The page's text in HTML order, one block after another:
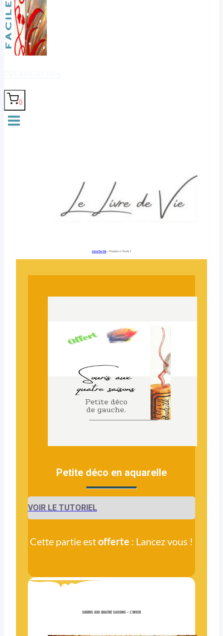
0
Livre De Vie– Chapitre 6- Partie 1
Petite déco en aquarelle
VOIR LE TUTORIEL
Cette partie estofferte : Lancez vous !
SOURIS AUX QUATRE SAISONS – L’HIVER